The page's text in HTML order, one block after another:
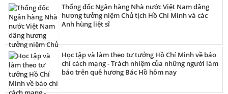
Thống đốc Ngân hàng Nhà nước Việt Nam dâng
hương tưởng niệm Chủ tịch Hồ Chí Minh và các
Anh hùng liệt sĩ
Học tập và làm theo tư tưởng Hồ Chí Minh về báo
chí cách mạng - Trách nhiệm của những người làm
báo trên quê hương Bác Hồ hôm nay